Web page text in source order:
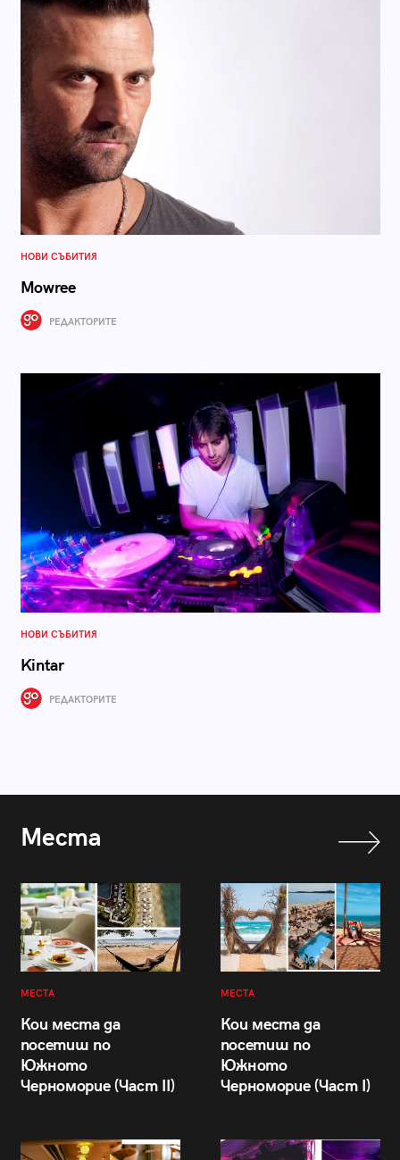
НОВИ СЪБИТИЯ
Mowree
РЕДАКТОРИТЕ
НОВИ СЪБИТИЯ
Kintar
РЕДАКТОРИТЕ
Места
МЕСТА
Кои места да
посетиш по
Южното
Черноморие (Част II)
МЕСТА
Кои места да
посетиш по
Южното
Черноморие (Част I)